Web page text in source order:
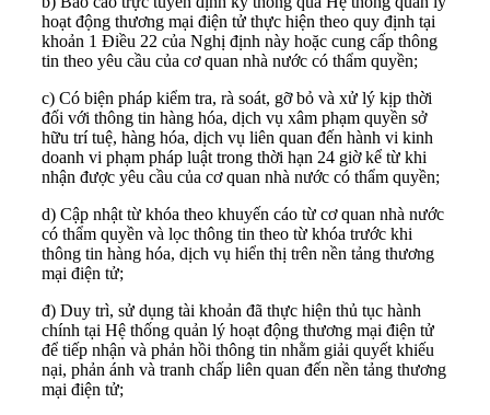
hoạt động thương mại điện tử thực hiện theo quy định tại
khoản 1 Điều 22 của Nghị định này hoặc cung cấp thông
tin theo yêu cầu của cơ quan nhà nước có thẩm quyền;
c) Có biện pháp kiểm tra, rà soát, gỡ bỏ và xử lý kịp thời
đối với thông tin hàng hóa, dịch vụ xâm phạm quyền sở
hữu trí tuệ, hàng hóa, dịch vụ liên quan đến hành vi kinh
doanh vi phạm pháp luật trong thời hạn 24 giờ kể từ khi
nhận được yêu cầu của cơ quan nhà nước có thẩm quyền;
d) Cập nhật từ khóa theo khuyến cáo từ cơ quan nhà nước
có thẩm quyền và lọc thông tin theo từ khóa trước khi
thông tin hàng hóa, dịch vụ hiển thị trên nền tảng thương
mại điện tử;
đ) Duy trì, sử dụng tài khoản đã thực hiện thủ tục hành
chính tại Hệ thống quản lý hoạt động thương mại điện tử
để tiếp nhận và phản hồi thông tin nhằm giải quyết khiếu
nại, phản ánh và tranh chấp liên quan đến nền tảng thương
mại điện tử;